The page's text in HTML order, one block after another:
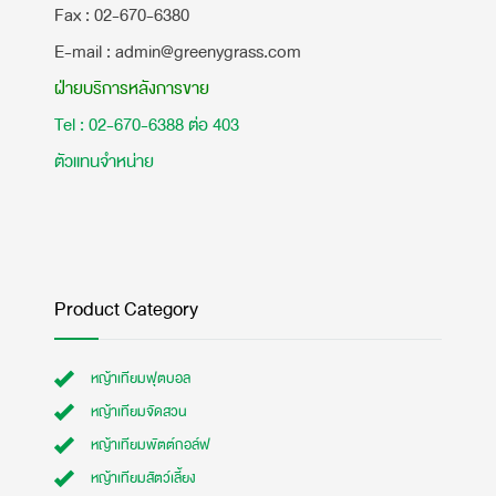
​Fax : 02-670-6380
E-mail : admin@greenygrass.com
ฝ่ายบริการหลังการขาย
Tel : 02-670-6388 ต่อ 403
ตัวแทนจำหน่าย
Product Category
หญ้าเทียมฟุตบอล
หญ้าเทียมจัดสวน
หญ้าเทียมพัตต์กอล์ฟ
หญ้าเทียมสัตว์เลี้ยง